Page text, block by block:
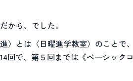
から、でした。
〉とは〈日曜進学教室〉のことで
で、第５回までは《ベーシックコ